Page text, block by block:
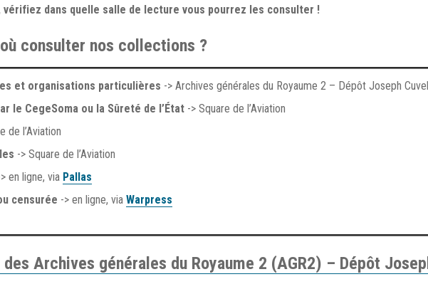
dans quelle salle de lecture vous pourrez les consulter !
consulter nos collections ?
et organisations particulières -> Archives générales du Royaume 2 – Dépôt Joseph
le CegeSoma ou la Sûreté de l’État -> Square de l’Aviation
de l’Aviation
-> Square de l’Aviation
en ligne, via Pallas
censurée -> en ligne, via Warpress
Archives générales du Royaume 2 (AGR2) – Dépôt